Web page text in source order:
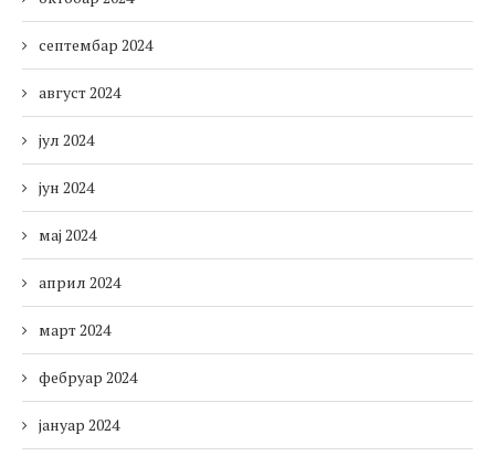
септембар 2024
август 2024
јул 2024
јун 2024
мај 2024
април 2024
март 2024
фебруар 2024
јануар 2024